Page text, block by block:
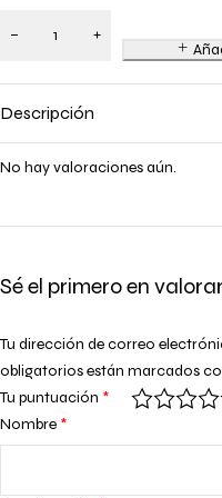
Descripción
No hay valoraciones aún.
Sé el primero en
Tu dirección de correo
obligatorios están marcados
Tu puntuación *
Nombre *